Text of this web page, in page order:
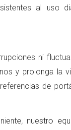
al uso
ni
y prolonga la
de
nuestro